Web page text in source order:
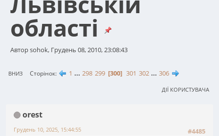
області
Автор sohok, Грудень 08, 2010, 23:08:43
ВНИЗ Сторінок 1 ... 298 299 300 301 302 ... 306
ДІЇ КОРИСТУВАЧА
orest
#4485
Грудень 10, 2025, 15:44:55